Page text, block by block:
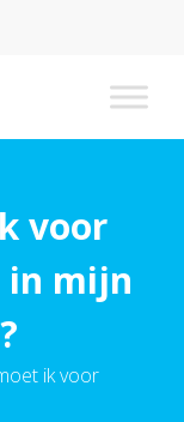
voor
in mijn
ik voor